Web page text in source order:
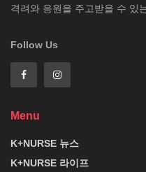
격려와 응원을 주고받을 수 있
Follow Us
Menu
K+NURSE 뉴스
K+NURSE 라이프